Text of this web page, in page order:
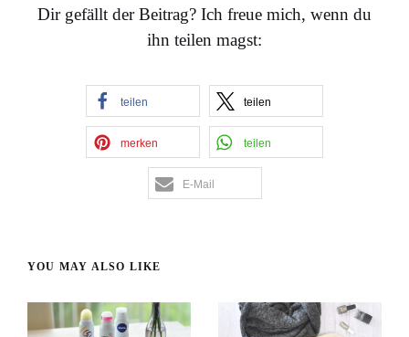
Dir gefällt der Beitrag? Ich freue mich, wenn du
ihn teilen magst:
teilen teilen
merken teilen
E-Mail
YOU MAY ALSO LIKE